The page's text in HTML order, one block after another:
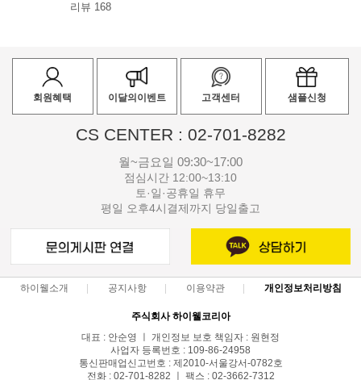
리뷰 168
회원혜택 이달의이벤트 고객센터 샘플신청
CS CENTER : 02-701-8282
월~금요일 09:30~17:00
점심시간 12:00~13:10
토·일·공휴일 휴무
평일 오후4시결제까지 당일출고
하이웰소개 공지사항 이용약관 개인정보처리방침
주식회사 하이웰코리아
대표 : 안순영 ㅣ 개인정보 보호 책임자 : 원현정
사업자 등록번호 : 109-86-24958
통신판매업신고번호 : 제2010-서울강서-0782호
전화 : 02-701-8282 ㅣ 팩스 : 02-3662-7312